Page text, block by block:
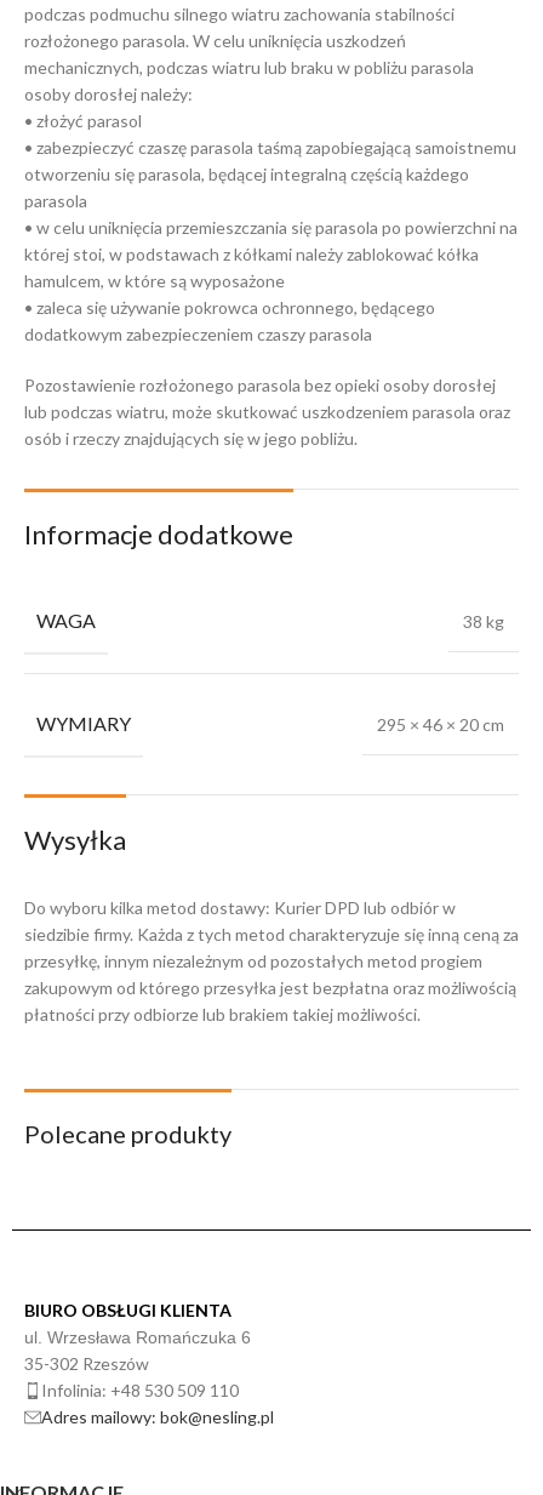
podczas podmuchu silnego wiatru zachowania stabilności
rozłożonego parasola. W celu uniknięcia uszkodzeń
mechanicznych, podczas wiatru lub braku w pobliżu parasola
osoby dorosłej należy:
• złożyć parasol
• zabezpieczyć czaszę parasola taśmą zapobiegającą samoistnemu
otworzeniu się parasola, będącej integralną częścią każdego
parasola
• w celu uniknięcia przemieszczania się parasola po powierzchni na
której stoi, w podstawach z kółkami należy zablokować kółka
hamulcem, w które są wyposażone
• zaleca się używanie pokrowca ochronnego, będącego
dodatkowym zabezpieczeniem czaszy parasola
Pozostawienie rozłożonego parasola bez opieki osoby dorosłej
lub podczas wiatru, może skutkować uszkodzeniem parasola oraz
osób i rzeczy znajdujących się w jego pobliżu.
Informacje dodatkowe
WAGA 38 kg
WYMIARY 295 × 46 × 20 cm
Wysyłka
Do wyboru kilka metod dostawy: Kurier DPD lub odbiór w
siedzibie firmy. Każda z tych metod charakteryzuje się inną ceną za
przesyłkę, innym niezależnym od pozostałych metod progiem
zakupowym od którego przesyłka jest bezpłatna oraz możliwością
płatności przy odbiorze lub brakiem takiej możliwości.
Polecane produkty
BIURO OBSŁUGI KLIENTA
ul. Wrzesława Romańczuka 6
35-302 Rzeszów
Infolinia: +48 530 509 110
Adres mailowy: bok@nesling.pl